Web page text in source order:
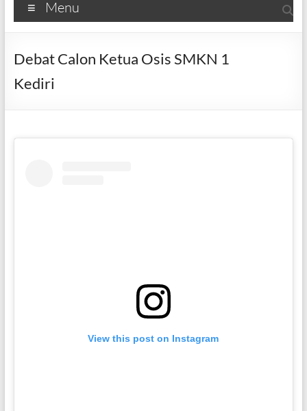
Menu
Debat Calon Ketua Osis SMKN 1
Kediri
View this post on Instagram